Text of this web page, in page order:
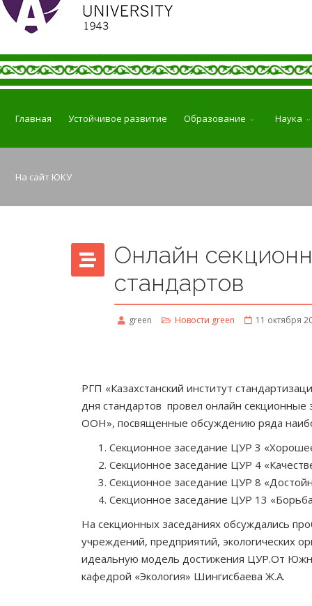
Главная Устойчивое развитие Образование Наука
На сайт ЮКУ
Онлайн
стандартов
green Новости green 11 октября
РГП «Казахстанский институт
дня стандартов провел онлайн
ООН», посвященные обсуждению ряда
Секционное заседание ЦУР 3
Секционное заседание ЦУР 4
Секционное заседание ЦУР 8
Секционное заседание ЦУР 13
На секционных заседаниях обсуждались
учреждений, предприятий, экологических
идеальную модель достижения ЦУР.От
кафедрой «Экология» Шингисбаева Ж.А.